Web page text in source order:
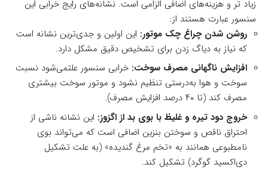
زیاد تر و هزینه‌های اضافی الزامی است. نشانه‌های رایج خرابی این
سنسور عبارت هستند از:
روشن شدن چراغ چک موتور: این اولین و جدی‌ترین نشانه است
که نیاز به دیاگ زدن برای تشخیص دقیق مشکل دارد.
افزایش ناگهانی مصرف سوخت: خرابی سنسور علتمی‌شود نسبت
سوخت و هوا به‌درستی تنظیم نشود و موتور سوخت بیشتری
مصرف کند (تا ۴۰ درصد افزایش مصرف).
خروج دود تیره و غلیظ با بوی بد از اگزوز: این نشانه ناشی از
احتراق ناقص و سوختن بنزین اضافی است که می‌تواند بوی
نامطبوعی همانند به «تخم مرغ گندیده» (به علت تشکیل
دی‌اکسید گوگرد) تشکیل کند.